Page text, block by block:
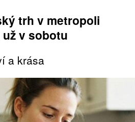
trh v metropoli
v sobotu
a krása